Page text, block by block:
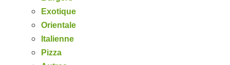
Exotique
Orientale
Italienne
Pizza